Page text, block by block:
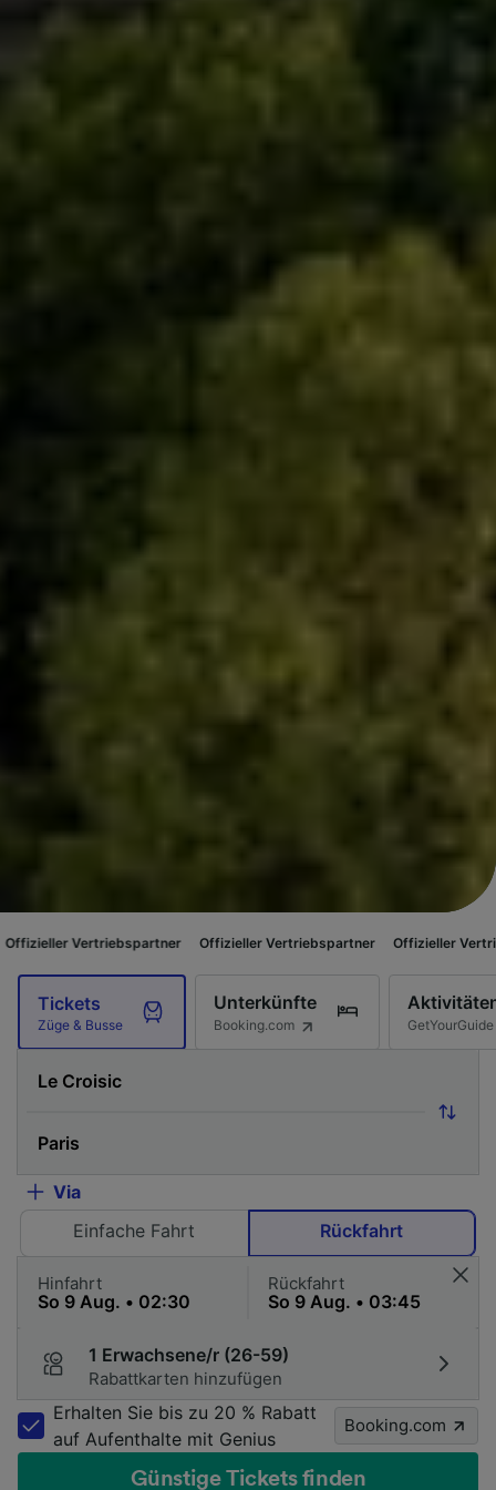
Offizieller Vertriebspartner Offizieller Vertriebspartner
Tickets
Züge & Busse
Unterkünfte
Booking.com GetYourGuide
Via
Einfache Fahrt
Rückfahrt
Hinfahrt Rückfahrt
1 Erwachsene/r (26-59)
Rabattkarten hinzufügen
Erhalten Sie bis zu 20 % Rabatt
auf Aufenthalte mit Genius
Booking.com
Günstige Tickets finden